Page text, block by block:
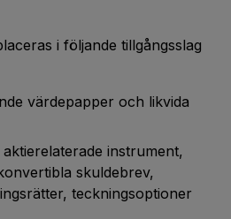
i följande tillgångsslag
värdepapper och likvida
instrument,
skuldebrev,
teckningsoptioner